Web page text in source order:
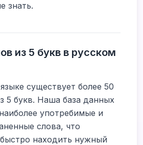
знать.
из 5 букв в русском
существует более 50
5 букв. Наша база данных
употребимые и
слова, что
находить нужный